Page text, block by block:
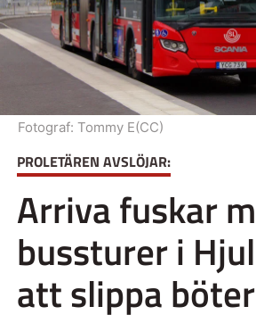
PROLETÄREN AVSLÖJAR:
Arriva fuskar
bussturer i
att slippa böter
Fotograf: Tommy E(CC)